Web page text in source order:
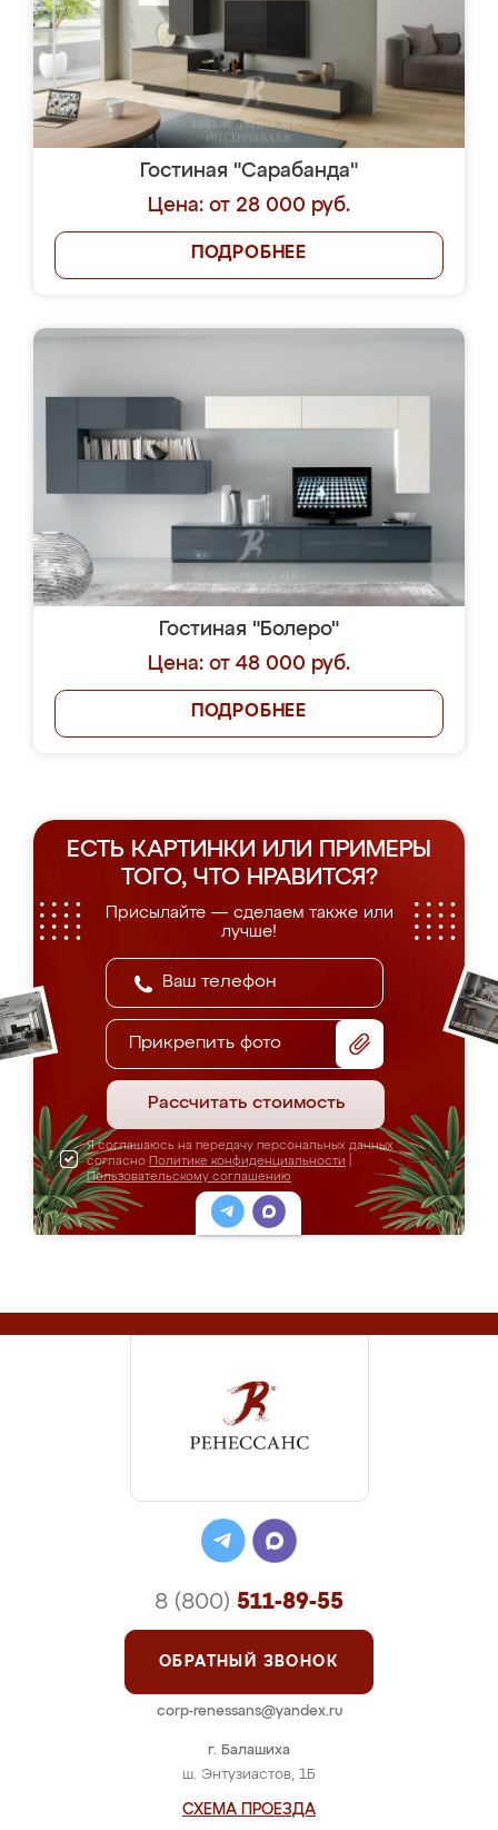
Гостиная "Сарабанда"
Цена: от 28 000 руб.
ПОДРОБНЕЕ
Гостиная "Болеро"
Цена: от 48 000 руб.
ПОДРОБНЕЕ
ЕСТЬ КАРТИНКИ ИЛИ ПРИМЕРЫ
ТОГО, ЧТО НРАВИТСЯ?
Присылайте — сделаем также или
лучше!
Прикрепить фото
Рассчитать стоимость
Я соглашаюсь на передачу персональных данных
согласно Политике конфиденциальности
Пользовательскому соглашению
г. Балашиха
ш. Энтузиастов, 1Б
СХЕМА ПРОЕЗДА
8 (800) 511-89-55
ОБРАТНЫЙ ЗВОНОК
corp-renessans@yandex.ru